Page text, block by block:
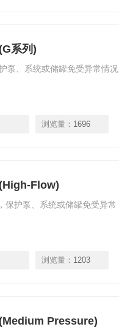
系列)
泵、系统或储罐免受异常情况
浏览量： 1696
Flow)
护泵、系统或储罐免受异常
浏览量： 1203
Pressure)